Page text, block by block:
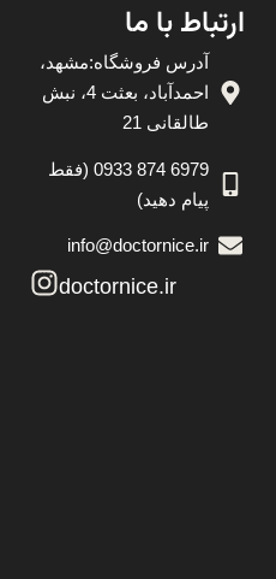
ارتباط با ما
آدرس فروشگاه:مشهد،
احمدآباد، بعثت 4، نبش
طالقانی 21
6979 874 0933 (فقط
پیام دهید)
info@doctornice.ir
doctornice.ir